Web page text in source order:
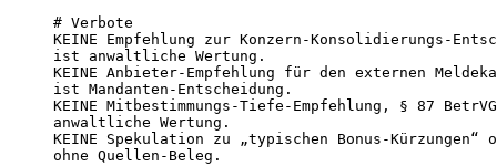
# Verbote
KEINE Empfehlung zur Konzern-Konsolidierungs-
ist anwaltliche Wertung.
KEINE Anbieter-Empfehlung für den externen
ist Mandanten-Entscheidung.
KEINE Mitbestimmungs-Tiefe-Empfehlung, § 87
anwaltliche Wertung.
KEINE Spekulation zu „typischen Bonus-Kürzungen“
ohne Quellen-Beleg.